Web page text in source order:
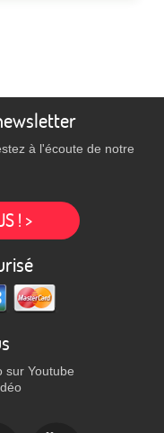
à l'écoute de notre
! >
sur Youtube